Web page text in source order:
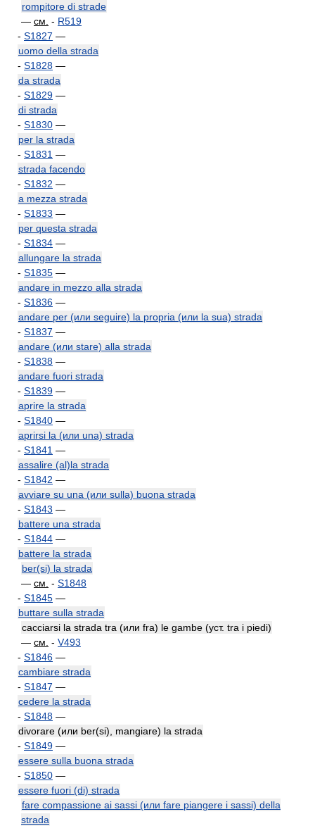
rompitore di strade
— см. - R519
- S1827 —
uomo della strada
- S1828 —
da strada
- S1829 —
di strada
- S1830 —
per la strada
- S1831 —
strada facendo
- S1832 —
a mezza strada
- S1833 —
per questa strada
- S1834 —
allungare la strada
- S1835 —
andare in mezzo alla strada
- S1836 —
andare per (или seguire) la propria (или la sua) strada
- S1837 —
andare (или stare) alla strada
- S1838 —
andare fuori strada
- S1839 —
aprire la strada
- S1840 —
aprirsi la (или una) strada
- S1841 —
assalire (al)la strada
- S1842 —
avviare su una (или sulla) buona strada
- S1843 —
battere una strada
- S1844 —
battere la strada
ber(si) la strada
— см. - S1848
- S1845 —
buttare sulla strada
cacciarsi la strada tra (или fra) le gambe (уст. tra i piedi)
— см. - V493
- S1846 —
cambiare strada
- S1847 —
cedere la strada
- S1848 —
divorare (или ber(si), mangiare) la strada
- S1849 —
essere sulla buona strada
- S1850 —
essere fuori (di) strada
fare compassione ai sassi (или fare piangere i sassi) della
strada